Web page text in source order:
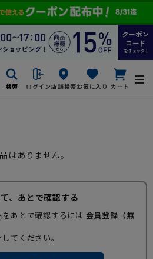
検索 ログイン店舗検索お気に入り カート
はありません。
、あとで確認する
あとで確認するには 会員登録（無
てください。